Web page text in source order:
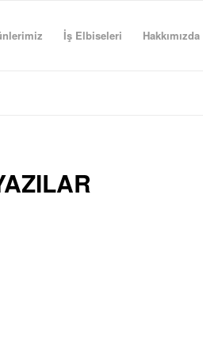
İş Elbiseleri Hakkımızda